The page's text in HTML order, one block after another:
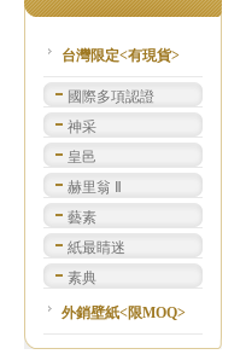
台灣限定<有現貨>
國際多項認證
神采
皇邑
赫里翁 Ⅱ
藝素
紙最睛迷
素典
外銷壁紙<限MOQ>